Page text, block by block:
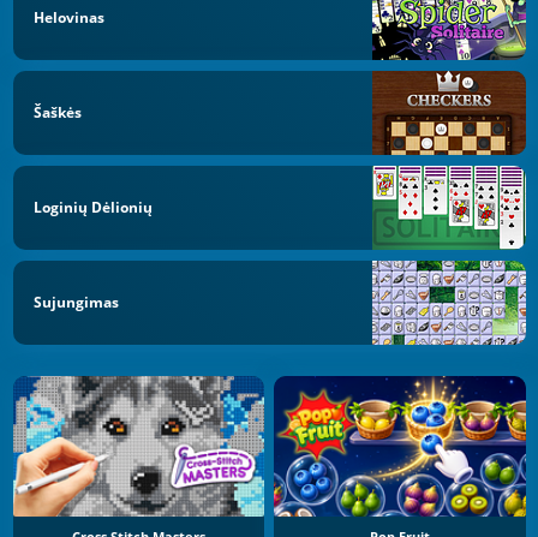
Helovinas
Šaškės
Loginių Dėlionių
Sujungimas